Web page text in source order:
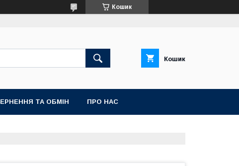
Кошик
Кошик
ТА ОБМІН ПРО НАС